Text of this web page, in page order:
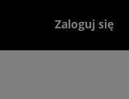
Zaloguj się